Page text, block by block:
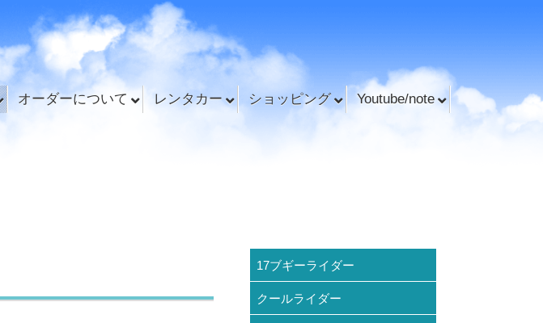
オーダーについて レンタカー ショッピング
Youtube/note
17ブギーライダー
クールライダー